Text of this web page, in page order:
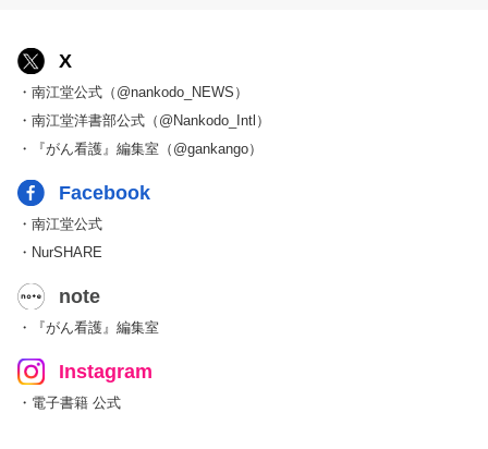
X
・南江堂公式（@nankodo_NEWS）
・南江堂洋書部公式（@Nankodo_Intl）
・『がん看護』編集室（@gankango）
Facebook
・南江堂公式
・NurSHARE
note
・『がん看護』編集室
Instagram
・電子書籍 公式